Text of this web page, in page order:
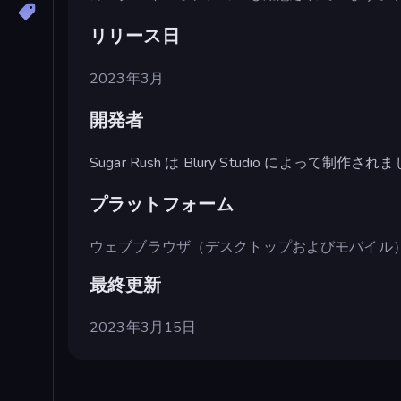
リリース日
2023年3月
開発者
Sugar Rush は Blury Studio によって制作されま
プラットフォーム
ウェブブラウザ（デスクトップおよびモバイル）
最終更新
2023年3月15日